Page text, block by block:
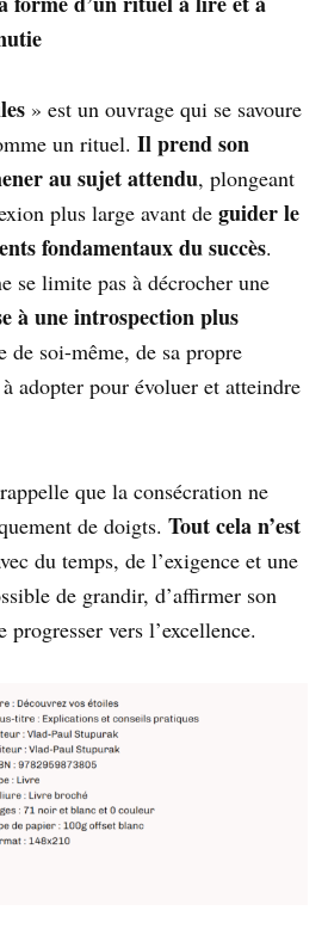
» est un ouvrage qui se savoure
un rituel. Il prend son
au sujet attendu, plongeant
plus large avant de guider le
fondamentaux du succès.
se limite pas à décrocher une
à une introspection plus
de soi-même, de sa propre
adopter pour évoluer et atteindre
que la consécration ne
de doigts. Tout cela n’est
du temps, de l’exigence et une
de grandir, d’affirmer son
vers l’excellence.